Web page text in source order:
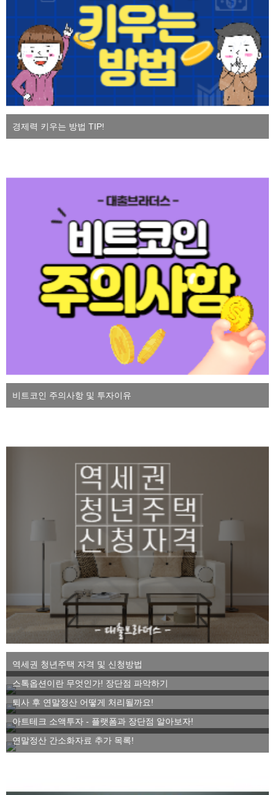
경제력 키우는 방법 TIP!
비트코인 주의사항 및 투자이유
역세권 청년주택 자격 및 신청방법
스톡옵션이란 무엇인가! 장단점 파악하기
퇴사 후 연말정산 어떻게 처리될까요!
아트테크 소액투자 - 플랫폼과 장단점 알아보자!
연말정산 간소화자료 추가 목록!